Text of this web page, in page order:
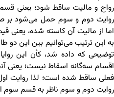
رواج و مالیت ساقط شود؛ یعنی
روایت دوم و سوم حمل می‌شود بر
اما از مالیت آن کاسته شده،
به این ترتیب می‌توانیم بین این دو
توضیحی که داده شد، کأن این
اقسام سه‌گانه اسقاط نیست؛ یعنی
فعلی ساقط شده است؛ لذا روایت
روایت دوم و سوم ناظر به قسم سوم